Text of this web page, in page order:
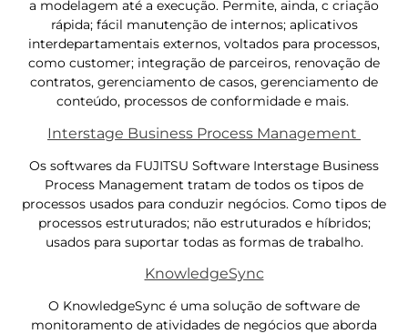
a modelagem até a execução. Permite, ainda, c criação
rápida; fácil manutenção de internos; aplicativos
interdepartamentais externos, voltados para processos,
como customer; integração de parceiros, renovação de
contratos, gerenciamento de casos, gerenciamento de
conteúdo, processos de conformidade e mais.
Interstage Business Process Management
Os softwares da FUJITSU Software Interstage Business
Process Management tratam de todos os tipos de
processos usados ​​para conduzir negócios. Como tipos de
processos estruturados; não estruturados e híbridos;
usados ​​para suportar todas as formas de trabalho.
KnowledgeSync
O KnowledgeSync é uma solução de software de
monitoramento de atividades de negócios que aborda